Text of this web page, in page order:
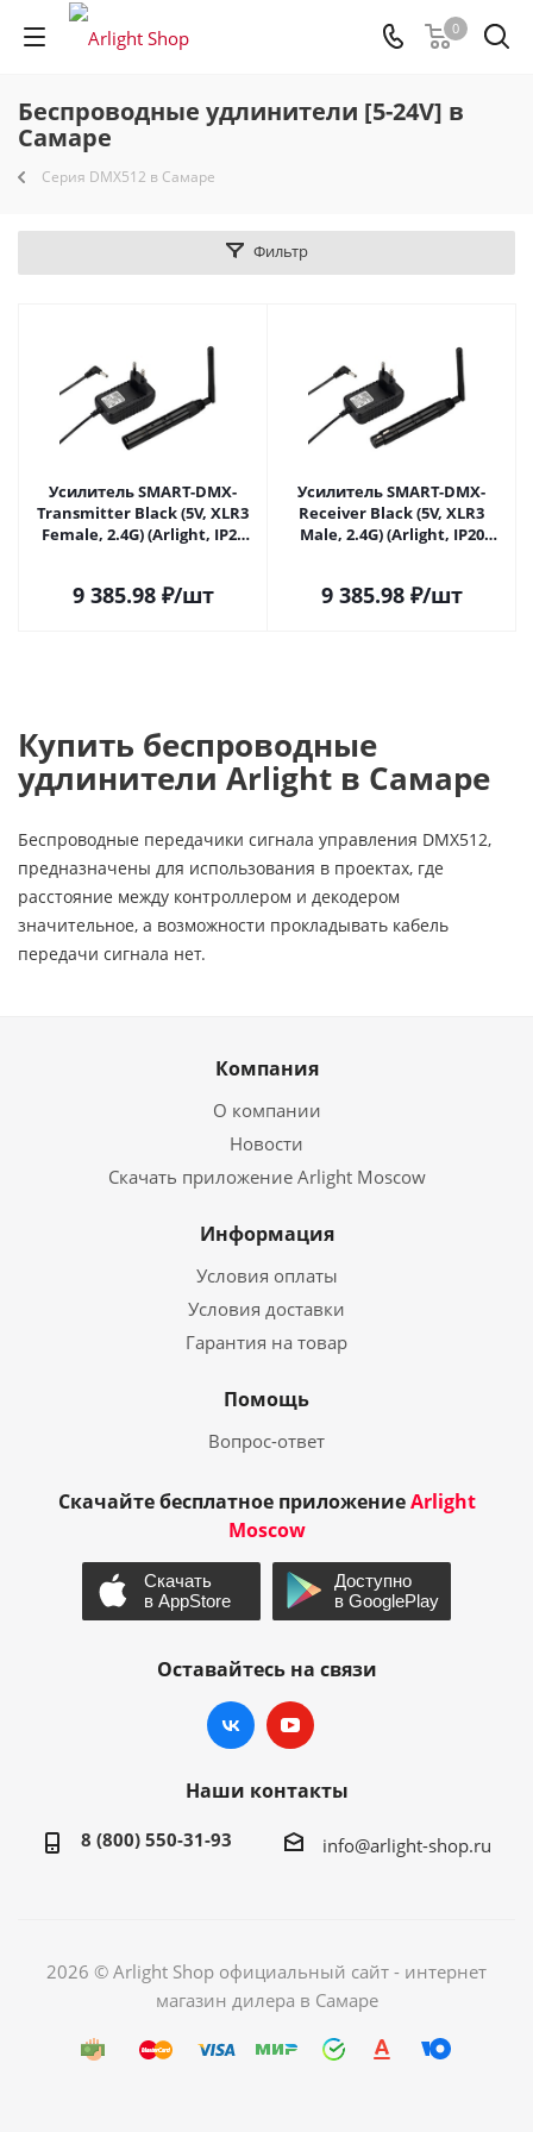
0
Беспроводные удлинители [5-24V] в
Самаре
Серия DMX512 в Самаре
Фильтр
Усилитель SMART-DMX-
Transmitter Black (5V, XLR3
Female, 2.4G) (Arlight, IP20
9 385.98₽/шт
Усилитель SMART-DMX-
Receiver Black (5V, XLR3
Male, 2.4G) (Arlight, IP20
9 385.98₽/шт
Купить беспроводные
удлинители Arlight в Самаре
Беспроводные передачики сигнала управления DMX512,
предназначены для использования в проектах, где
расстояние между контроллером и декодером
значительное, а возможности прокладывать кабель
передачи сигнала нет.
Компания
О компании
Новости
Скачать приложение Arlight Moscow
Информация
Условия оплаты
Условия доставки
Гарантия на товар
Помощь
Вопрос-ответ
Скачайте бесплатное приложениеArlight
Moscow
Оставайтесь на связи
Наши контакты
8 (800) 550-31-93 info@arlight-shop.ru
2026 © Arlight Shop официальный сайт - интернет
магазин дилера в Самаре